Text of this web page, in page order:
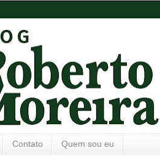
Contato Quem sou eu